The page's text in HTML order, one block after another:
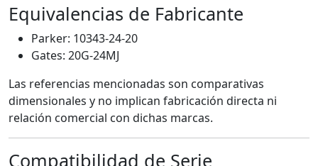
Equivalencias de Fabricante
Parker: 10343-24-20
Gates: 20G-24MJ
Las referencias mencionadas son comparativas
dimensionales y no implican fabricación directa ni
relación comercial con dichas marcas.
Compatibilidad de Serie